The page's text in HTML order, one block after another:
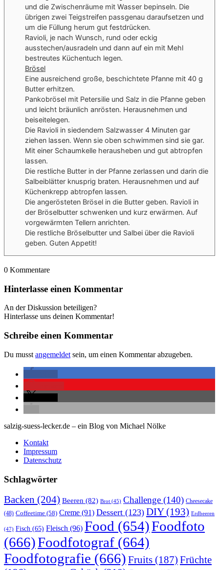
und die Zwischenräume mit Wasser bepinseln. Die
übrigen zwei Teigstreifen passgenau daraufsetzen und
um die Füllung herum gut festdrücken.
Ravioli, je nach Wunsch, rund oder eckig
ausstechen/ausradeln und dann auf ein mit Mehl
bestreutes Küchentuch legen.
Brösel
Eine ausreichend große, beschichtete Pfanne mit 40 g
Butter erhitzen.
Pankobrösel mit Petersilie und Salz in die Pfanne geben
und leicht bräunlich anrösten. Herausnehmen und
beiseitelegen.
Die Ravioli in siedendem Salzwasser 4 Minuten gar
ziehen lassen. Wenn sie oben schwimmen sind sie gar.
Mit einer Schaumkelle herausheben und gut abtropfen
lassen.
Die restliche Butter in der Pfanne zerlassen und darin die
Salbeiblätter knusprig braten. Herausnehmen und auf
Küchenkrepp abtropfen lassen.
Die angerösteten Brösel in die Butter geben. Ravioli in
der Bröselbutter schwenken und kurz erwärmen. Auf
vorgewärmten Tellern anrichten.
Die restliche Bröselbutter und Salbei über die Ravioli
geben. Guten Appetit!
0 Kommentare
Hinterlasse einen Kommentar
An der Diskussion beteiligen?
Hinterlasse uns deinen Kommentar!
Schreibe einen Kommentar
Du musst angemeldet sein, um einen Kommentar abzugeben.
salzig-suess-lecker.de – ein Blog von Michael Nölke
Kontakt
Impressum
Datenschutz
Schlagwörter
Backen (204) Beeren (82) Brot (45) Challenge (140) Cheesecake
(48) Coffeetime (58) Creme (91) Dessert (123) DIY(193) Erdbeeren
(47) Fisch (65) Fleisch (96) Food (654)Foodfoto
(666)Foodfotograf (664)
Foodfotografie (666) Fruits (187) Früchte